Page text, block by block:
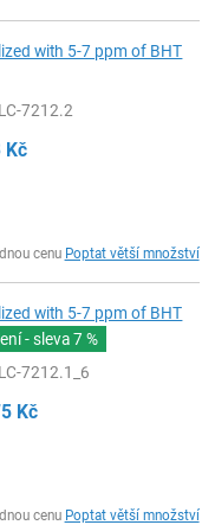
with 5-7 ppm of BHT
7212.2
Kč
cenu Poptat větší množství
with 5-7 ppm of BHT
- sleva7 %
7212.1_6
Kč
cenu Poptat větší množství